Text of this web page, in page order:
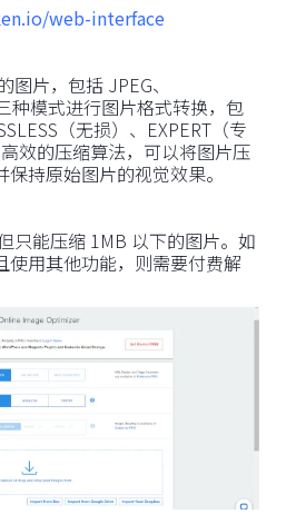
web-interface
片，包括 JPEG、
种模式进行图片格式转换，包
（无损）、EXPERT（专
效的压缩算法，可以将图片压
持原始图片的视觉效果。
只能压缩 1MB 以下的图片。如
使用其他功能，则需要付费解